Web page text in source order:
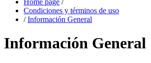
Home page /
Condiciones y términos de uso
/ Información General
Información General